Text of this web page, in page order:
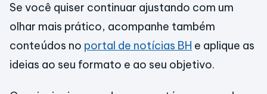
Se você quiser continuar ajustando com um
olhar mais prático, acompanhe também
conteúdos no portal de notícias BH e aplique as
ideias ao seu formato e ao seu objetivo.